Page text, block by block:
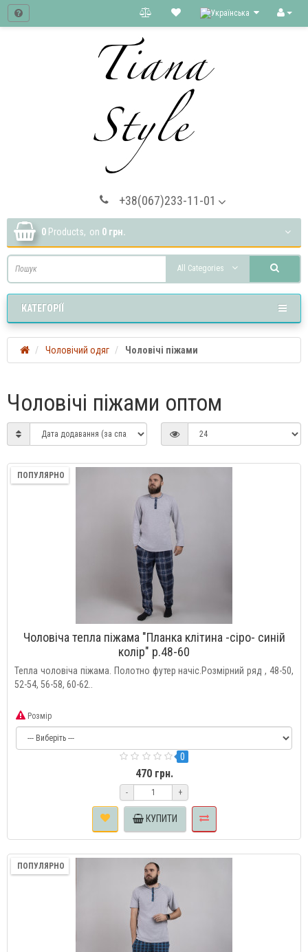
+38(067)233-11-01
0 Products, on 0 грн.
All Categories
КАТЕГОРІЇ
Чоловічий одяг Чоловічі піжами
Чоловічі піжами оптом
ПОПУЛЯРНО
Чоловіча тепла піжама "Планка клітина -сіро- синій
колір" р.48-60
Тепла чоловіча піжама. Полотно футер начіс.Розмірний ряд , 48-50,
52-54, 56-58, 60-62..
Розмір
0
470 грн.
- +
КУПИТИ
ПОПУЛЯРНО